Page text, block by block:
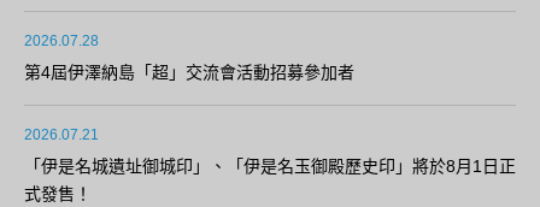
2026.07.28
第4屆伊澤納島「超」交流會活動招募參加者
2026.07.21
「伊是名城遺址御城印」、「伊是名玉御殿歷史印」將於8月1日正
式發售！